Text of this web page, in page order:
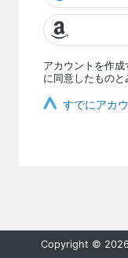
アカウントを作成
に同意したものと
すでにアカ
Copyright ©